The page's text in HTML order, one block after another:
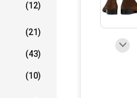
(12)
(21)
(43)
(10)